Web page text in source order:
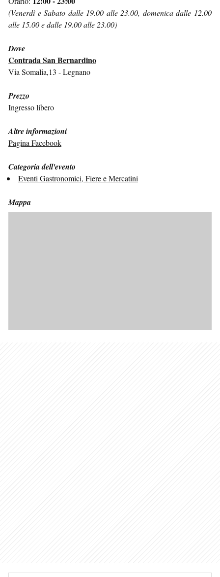
(Venerdì e Sabato dalle 19.00 alle 23.00, domenica dalle 12.00
alle 15.00 e dalle 19.00 alle 23.00)
Dove
Contrada San Bernardino
Via Somalia,13 - Legnano
Prezzo
Ingresso libero
Altre informazioni
Pagina Facebook
Categoria dell'evento
Eventi Gastronomici, Fiere e Mercatini
Mappa